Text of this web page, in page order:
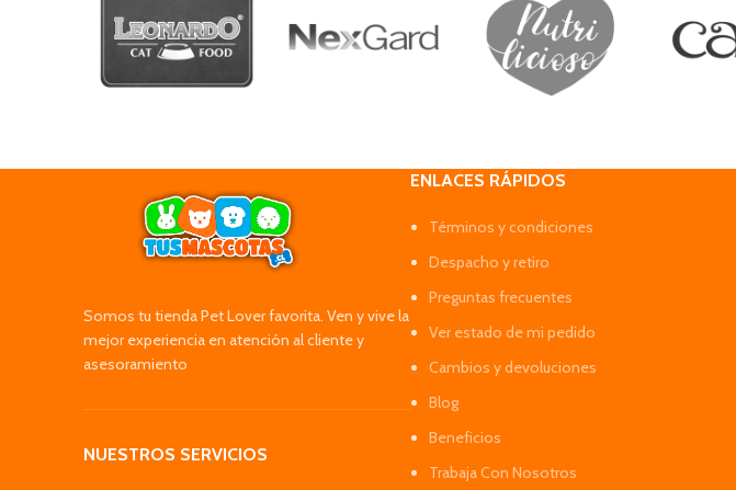
Somos tu tienda Pet Lover favorita. Ven y vive la
mejor experiencia en atención al cliente y
asesoramiento
NUESTROS SERVICIOS
ENLACES RÁPIDOS
Términos y condiciones
Despacho y retiro
Preguntas frecuentes
Ver estado de mi pedido
Cambios y devoluciones
Blog
Beneficios
Trabaja Con Nosotros